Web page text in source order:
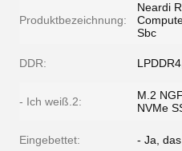
Produktbezeichnung:
Neardi
Sbc
DDR:
- Ich weiß.2:
M.2
NVMe
Eingebettet: - Ja, das